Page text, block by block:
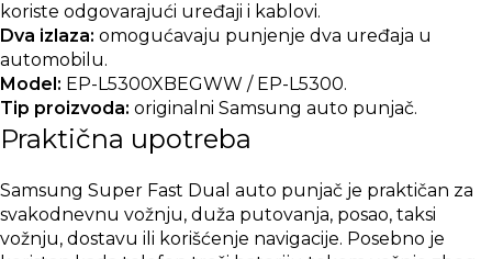
koriste odgovarajući uređaji i kablovi.
Dva izlaza: omogućavaju punjenje dva uređaja u
automobilu.
Model: EP-L5300XBEGWW / EP-L5300.
Tip proizvoda: originalni Samsung auto punjač.
Praktična upotreba
Samsung Super Fast Dual auto punjač je praktičan za
svakodnevnu vožnju, duža putovanja, posao, taksi
vožnju, dostavu ili korišćenje navigacije. Posebno je